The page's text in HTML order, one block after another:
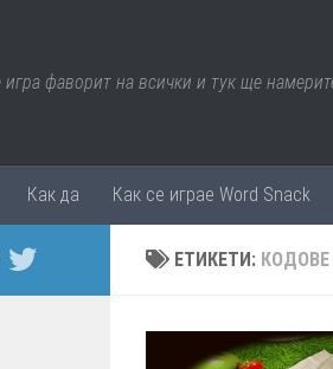
игра фаворит на всички и тук ще
Как да Как се играе Word Snack
ЕТИКЕТИ: КОДОВЕ